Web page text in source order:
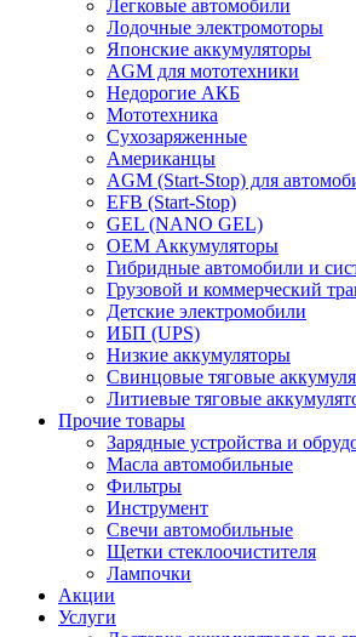
Легковые автомобили
Лодочные электромоторы
Японские аккумуляторы
AGM для мототехники
Недорогие АКБ
Мототехника
Сухозаряженные
Американцы
AGM (Start-Stop) для
EFB (Start-Stop)
GEL (NANO GEL)
OEM Аккумуляторы
Гибридные автомобили и
Грузовой и коммерческий
Детские электромобили
ИБП (UPS)
Низкие аккумуляторы
Свинцовые тяговые
Литиевые тяговые
Прочие товары
Зарядные устройства и
Масла автомобильные
Фильтры
Инструмент
Свечи автомобильные
Щетки стеклоочистителя
Лампочки
Акции
Услуги